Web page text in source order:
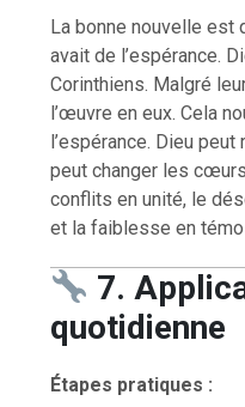
La bonne nouvelle est
avait de l’espérance.
Corinthiens. Malgré
l’œuvre en eux. Cela
l’espérance. Dieu
peut changer les
conflits en unité, le
et la faiblesse en
7.
quotidienne
Étapes pratiques :